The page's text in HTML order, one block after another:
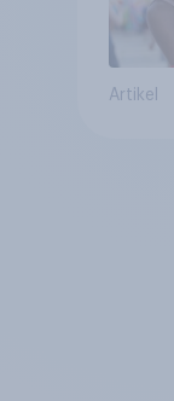
Artikel